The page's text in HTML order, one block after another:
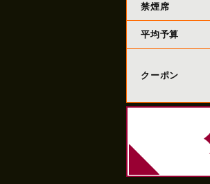
禁煙席
平均予算
クーポン